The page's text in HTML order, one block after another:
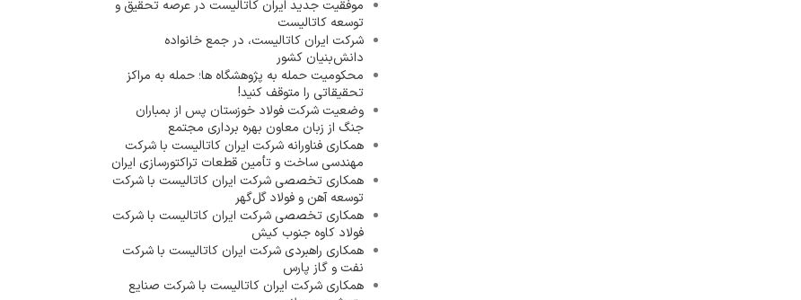
موفقیت جدید ایران کاتالیست در عرصه تحقیق و
توسعه کاتالیست
شرکت ایران کاتالیست، در جمع خانواده
دانش‌بنیان کشور
محکومیت حمله به پژوهشگاه ها؛ حمله به مراکز
تحقیقاتی را متوقف کنید!
وضعیت شرکت فولاد خوزستان پس از بمباران
جنگ از زبان معاون بهره برداری مجتمع
همکاری فناورانه شرکت ایران کاتالیست با شرکت
مهندسی ساخت و تأمین قطعات تراکتورسازی ایران
همکاری تخصصی شرکت ایران کاتالیست با شرکت
توسعه آهن و فولاد گل‌گهر
همکاری تخصصی شرکت ایران کاتالیست با شرکت
فولاد کاوه جنوب کیش
همکاری راهبردی شرکت ایران کاتالیست با شرکت
نفت و گاز پارس
همکاری شرکت ایران کاتالیست با شرکت صنایع